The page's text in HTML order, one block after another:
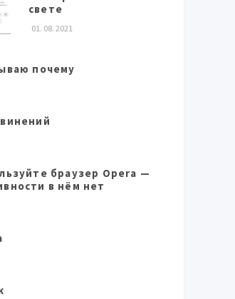
свете
01. 08. 2021
почему
браузер Opera —
в нём нет